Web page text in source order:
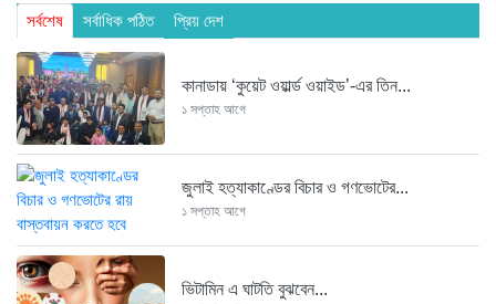
সর্বশেষ সর্বাধিক পঠিত প্রিয় দেশ
কানাডায় ‘কুয়েট ওয়ার্ল্ড ওয়াইড’-এর তিন...
১ সপ্তাহ আগে
জুলাই হত্যাকাণ্ডের বিচার ও গণভোটের...
১ সপ্তাহ আগে
ভিটামিন এ ঘাটতি বুঝবেন...